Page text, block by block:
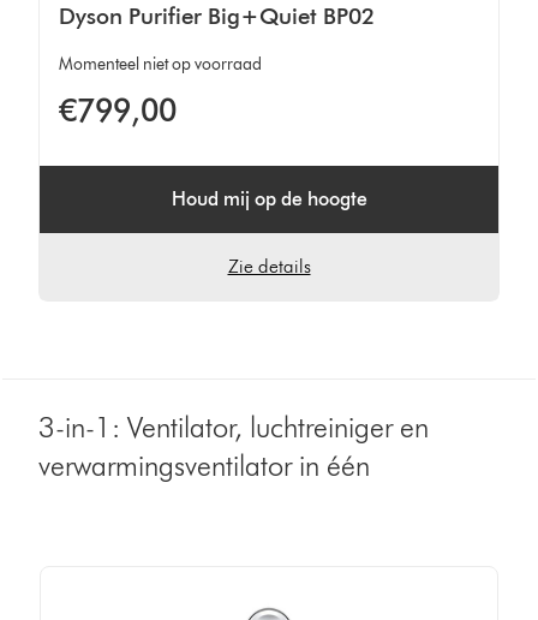
Dyson Purifier Big+Quiet BP02
Momenteel niet op voorraad
€799,00
Houd mij op de hoogte
Zie details
3-in-1: Ventilator, luchtreiniger en
verwarmingsventilator in één